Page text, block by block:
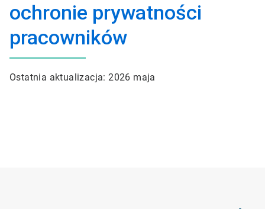
ochronie prywatności
pracowników
Ostatnia aktualizacja: 2026 maja